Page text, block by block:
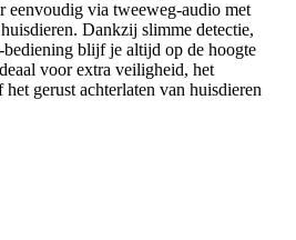
eenvoudig via tweeweg-audio met
Dankzij slimme detectie,
bediening blijf je altijd op de hoogte
voor extra veiligheid, het
gerust achterlaten van huisdieren